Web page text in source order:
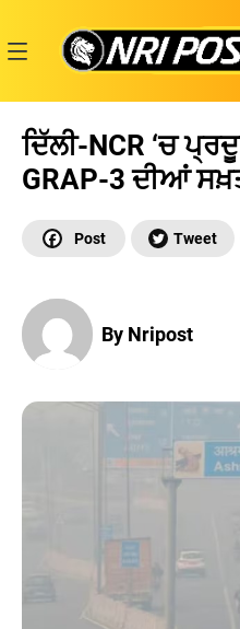
content
ਦਿੱਲੀ-NCR ‘ਚ
GRAP-3 ਦੀਆਂ
By Nripost